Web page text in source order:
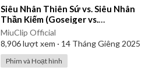
⁣Siêu Nhân Thiên Sứ vs. Siêu Nhân
Thần Kiếm (Goseiger vs.
Shinkenger) | Vietsub
MiuClip Official
8,906lượt xem · 14 Tháng Giêng 2025
Phim và Hoạt hình